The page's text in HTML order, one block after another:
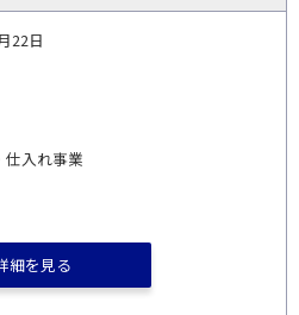
22日
入れ事業
細を見る